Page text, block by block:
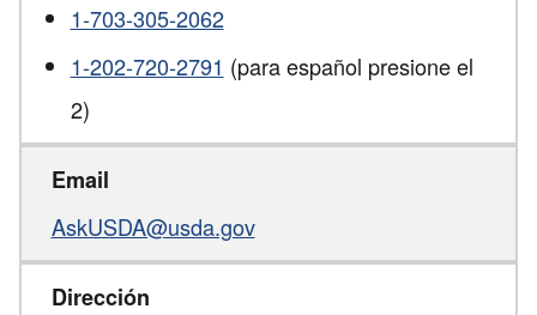
1-703-305-2062
1-202-720-2791 (para español presione el
2)
Email
AskUSDA@usda.gov
Dirección